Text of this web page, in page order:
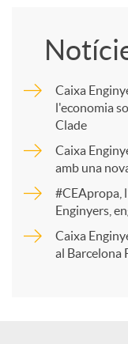
m
r
Caixa
l'economia
Clade
Caixa
amb una
#CEApropa,
Enginyers,
Caixa
al Barcelona